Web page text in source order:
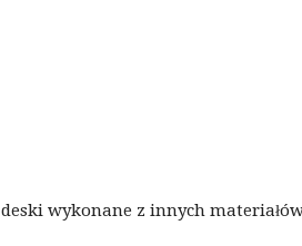
deski wykonane z innych